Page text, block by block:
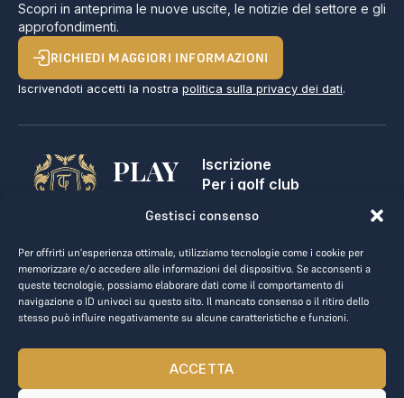
Gestisci consenso
Per offrirti un'esperienza ottimale, utilizziamo tecnologie come i cookie per
memorizzare e/o accedere alle informazioni del dispositivo. Se acconsenti a
queste tecnologie, possiamo elaborare dati come il comportamento di
navigazione o ID univoci su questo sito. Il mancato consenso o il ritiro dello
stesso può influire negativamente su alcune caratteristiche e funzioni.
ACCETTA
Scopri in anteprima le nuove uscite, le notizie del settore e gli
approfondimenti.
RICHIEDI MAGGIORI INFORMAZIONI
Iscrivendoti accetti la nostra politica sulla privacy dei dati.
PLAY
GOLF,
BUSINESS.
Iscrizione
Per i golf club
Note legali
Termini e condizioni
Privacy dei dati
kontakt@the-loge.com
Il nostro team è qui per aiutarti.
Dal lunedì al venerdì, dalle 8:00 alle 17:00.